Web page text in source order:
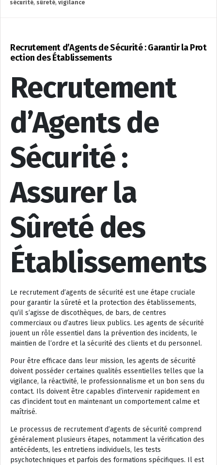
sécurité, sûreté, vigilance
Recrutement d’Agents de Sécurité : Garantir la Prot
ection des Établissements
Recrutement
d’Agents de
Sécurité :
Assurer la
Sûreté des
Établissements
Le recrutement d’agents de sécurité est une étape cruciale
pour garantir la sûreté et la protection des établissements,
qu’il s’agisse de discothèques, de bars, de centres
commerciaux ou d’autres lieux publics. Les agents de sécurité
jouent un rôle essentiel dans la prévention des incidents, le
maintien de l’ordre et la sécurité des clients et du personnel.
Pour être efficace dans leur mission, les agents de sécurité
doivent posséder certaines qualités essentielles telles que la
vigilance, la réactivité, le professionnalisme et un bon sens du
contact. Ils doivent être capables d’intervenir rapidement en
cas d’incident tout en maintenant un comportement calme et
maîtrisé.
Le processus de recrutement d’agents de sécurité comprend
généralement plusieurs étapes, notamment la vérification des
antécédents, les entretiens individuels, les tests
psychotechniques et parfois des formations spécifiques. Il est